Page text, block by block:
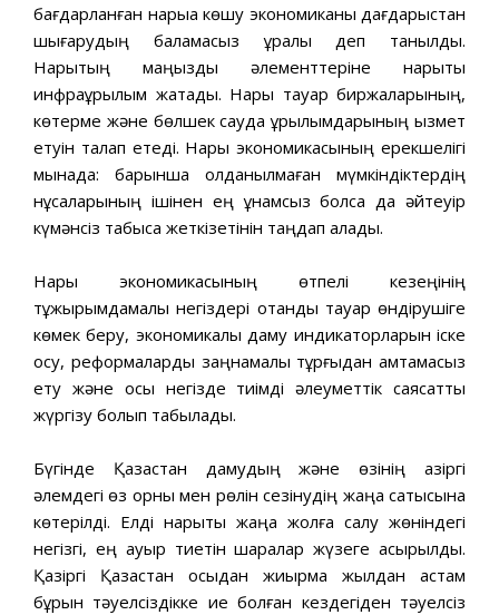
бағдарланған нарыққа көшу экономиканы дағдарыстан
шығарудың баламасыз құралы деп танылды.
Нарықтың маңызды əлементтеріне нарықтық
инфрақұрылым жатады. Нарық тауар биржаларының,
көтерме жəне бөлшек сауда құрылымдарының қызмет
етуін талап етеді. Нарық экономикасының ерекшелігі
мынада: барынша қолданылмаған мүмкіндіктердің
нұсқаларының ішінен ең ұнамсыз болса да əйтеуір
күмəнсіз табысқа жеткізетінін таңдап алады.
Нарық экономикасының өтпелі кезеңінің
тұжырымдамалық негіздері отандық тауар өндірушіге
көмек беру, экономикалық даму индикаторларын іске
қосу, реформаларды заңнамалық тұрғыдан қамтамасыз
ету жəне осы негізде тиімді əлеуметтік саясатты
жүргізу болып табылады.
Бүгінде Қазақстан дамудың жəне өзiнің қазiргi
əлемдегi өз орны мен рөлiн сезiнудің жаңа сатысына
көтерiлдi. Елдi нарықтық жаңа жолға салу жөнiндегi
негiзгi, ең ауыр тиетiн шаралар жүзеге асырылды.
Қазiргi Қазақстан осыдан жиырма жылдан астам
бұрын тəуелсiздiкке ие болған кездегіден тəуелсiз